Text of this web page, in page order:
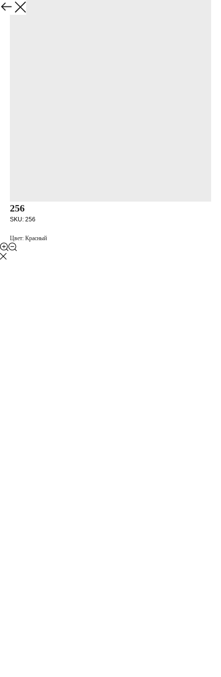
Закрыть
256
SKU: 256
Цвет: Красный